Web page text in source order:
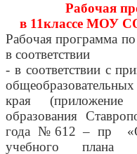
Рабочая
в 11классе МОУ
Рабочая программа
в соответствии
- в соответствии с
края (приложение
образования
года №612 – пр
учебного плана